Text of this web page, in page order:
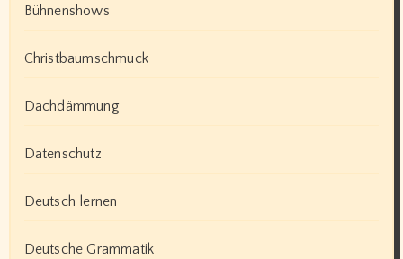
Bühnenshows
Christbaumschmuck
Dachdämmung
Datenschutz
Deutsch lernen
Deutsche Grammatik